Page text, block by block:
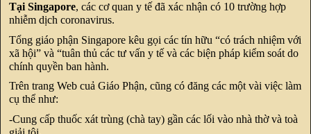
Tại Singapore, các cơ quan y tế đã xác nhận có 10 trường hợp
nhiễm dịch coronavirus.
Tổng giáo phận Singapore kêu gọi các tín hữu “có trách nhiệm với
xã hội” và “tuân thủ các tư vấn y tế và các biện pháp kiểm soát do
chính quyền ban hành.
Trên trang Web cuả Giáo Phận, cũng có đăng các một vài việc làm
cụ thể như:
-Cung cấp thuốc xát trùng (chà tay) gần các lối vào nhà thờ và toà